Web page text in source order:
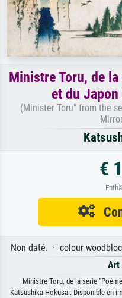
Ministre Toru, de
et du
(Minister Toru" from the
€
Non daté. · colour
Art
Ministre Toru, de la série
Katsushika Hokusai. Disponible en